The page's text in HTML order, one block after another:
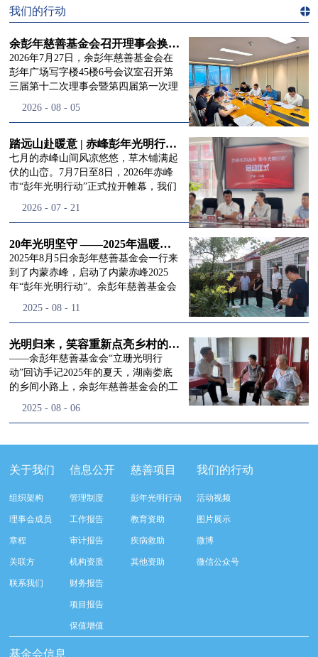
我们的行动
余彭年慈善基金会召开理事会换届会议
2026年7月27日，余彭年慈善基金会在
彭年广场写字楼45楼6号会议室召开第
三届第十二次理事会暨第四届第一次理
徐滨先生；副理事长兼秘书长彭志兵先
生、李玲辉先生、郭启兴先生及梅鑫先
生，现场列席人员:监事孙海跃先生，联
合党支部书记曾层同志。本次会议由理
事长徐滨主持，会议出席人数超过理事
换届会议严格按照基金会章程规定流程
同回顾了基金会过往任期内在助学兴
教、医疗救助、公益事业普惠等多个领
域深耕耕耘的公益历程，充分肯定了第
三届理事会全体成员多年来接续付出的
民、济世利人"的慈善理念所做出的突
流程，完成了新一届治理层的选举任
命，全新的第四届理事会正式组建完
成：选举彭志兵、徐滨、彭新英、李
栋、李玲辉、郭启兴、梅鑫为余彭年慈
余彭年慈善基金会第四届理事会监事。
徐滨先生当选余彭年慈善基金会第四届
先生依次为新一任理事长徐滨先生及秘
新起点上，基金会将始终坚守创立初
心，继续沿着余彭年先生的慈善足迹稳
步前行：一方面将持续巩固已有的品牌
公益项目优势，把帮扶资源更精准地向
索适配新时代公益环境的创新路径，联
动更多社会爱心力量，搭建更透明、更
阔的角落，用实际行动践行"取之于社
会、用之于社会"的公益承诺。未来，
余彭年慈善基金会将在新一届理事会的
带领下，以更饱满的热忱投身公益慈善
2026 - 08 - 05
踏远山赴暖意 | 赤峰彭年光明行动启程，入户回访接住乡亲眼底的光亮
七月的赤峰山间风凉悠悠，草木铺满起
伏的山峦。7月7日至8日，2026年赤峰
市“彭年光明行动”正式拉开帷幕，我们
土地，赴一场延续了二十一年的光明之
残联唐婷婷理事长到场参与本次启动活
动，由衷肯定了基金会坚持二十一年深
耕光明帮扶的坚守，也向长久奔走推进
项目的我们表达了谢意。二十一年时光
市与县域，一趟趟奔赴偏远地区，只为
景，这份认可，也让我们更加笃定前行
的脚步。启动仪式落幕之后，我们没有
即刻返程，联合赤峰市残联的工作人
员、专业医护队伍走入乡间小路，随机
小路弯弯曲曲，两边是繁茂的林木，我
家中。简朴的乡村民居陈设简单，老人
往日家中大大小小的农活，全都压在了
老伴一人肩上。此前季爷爷的左眼早已
彻底失明，卧床的日子里视野一片昏
暗，行动受限再加上双目近乎失明，老
人常常对往后的生活满心忧虑。得益于
去年项目开展的右眼手术，如今他的右
眼重获视力，平日里能够看清手机屏
幕，简单的日常起居也可以自己打理不
少。聊天的时候季爷爷语气满是庆
幸：“本来走路就不利索，要是双眼都
看不见，真的不敢设想往后的日子。现
2026 - 07 - 21
20年光明坚守 ——2025年温暖启程“彭年光明行动”内蒙赤峰
2025年8月5日余彭年慈善基金会一行来
到了内蒙赤峰，启动了内蒙赤峰2025
年“彭年光明行动”。余彭年慈善基金会
欣以及余彭年慈善基金会志愿者姜颖妍
峰市残联理事长孙德欣对我们“彭年光
明行动”给予了高度的肯定，他表示“彭
年光明行动”不仅仅是帮助白内障患者
恢复光明，最重要的是减轻了患者家庭
事业的生动体现。随后余彭年慈善基金
光明行动”在内蒙的点点滴滴，并希望
覆盖，加强术后随访与科普宣传，同时
仪式后余彭年慈善基金会一行实地探访
了项目实施的一线情况，详细了解了患
流程就诊环节。 探访结束后，我们一行
开始对参与项目的患者进行了随机的回
项目的患者进行了随机的回访。居住在
松山区三道井子村的王奶奶左眼一直视
检查治疗。村里的赵书记在走访过程中
2025 - 08 - 11
光明归来，笑容重新点亮乡村的角落
——余彭年慈善基金会“立珊光明行
动”回访手记2025年的夏天，湖南娄底
的乡间小路上，余彭年慈善基金会的工
着一份特别的牵挂，走进了一个个普通
曾经被白内障困扰的老人，在接受
发生了怎样的变化。“现在能看清菜苗
来到涟源市渡头塘乡洪家村。72岁的曾
爷爷正在自家菜地里忙碌。他曾是村里
见，另一只眼睛的视力也越来越差。以
前，他看不清鱼塘的水位，也分不清菜
术后，眼睛亮堂多了！”老人笑着说。
现在，他能清楚地看到鱼塘里鱼儿游动
杂草。尽管手部有残疾，但他在田埂上
2025 - 08 - 06
们的行
动
道>>
关于我们
组织架构
理事会成员
章程
关联方
联系我们
信息公开
管理制度
工作报告
审计报告
机构资质
财务报告
项目报告
保值增值
慈善项目
彭年光明行动
教育资助
疾病救助
其他资助
我们的行动
活动视频
图片展示
微博
微信公众号
基金会信息